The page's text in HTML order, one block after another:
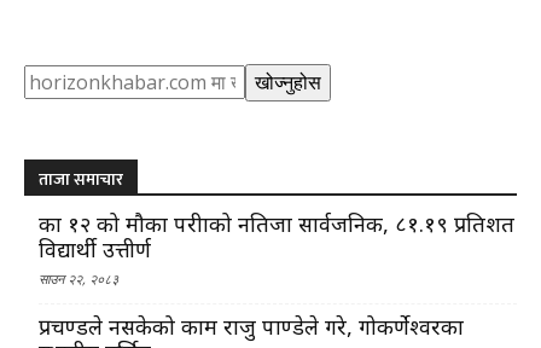
Search खोज्नुहोस
ताजा समाचार
कक्षा १२ को मौका परीक्षाको नतिजा सार्वजनिक, ८१.१९ प्रतिशत
विद्यार्थी उत्तीर्ण
साउन २२, २०८३
प्रचण्डले नसकेको काम राजु पाण्डेले गरे, गोकर्णेश्वरका